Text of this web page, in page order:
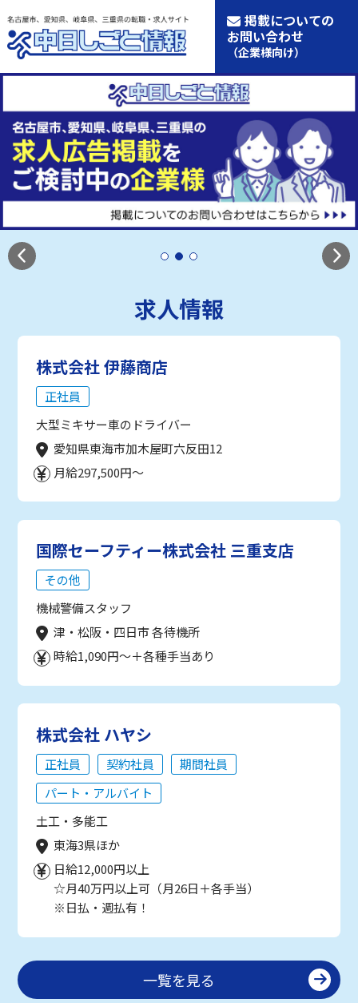
掲載についての
お問い合わせ
（企業様向け）
求人情報
株式会社 伊藤商店
正社員
大型ミキサー車のドライバー
愛知県東海市加木屋町六反田12
月給297,500円～
国際セーフティー株式会社 三重支店
その他
機械警備スタッフ
津・松阪・四日市 各待機所
時給1,090円～＋各種手当あり
株式会社 ハヤシ
正社員 契約社員
期間社員
パート・アルバイト
土工・多能工
東海3県ほか
日給12,000円以上
☆月40万円以上可（月26日＋各手当）
※日払・週払有！
一覧を見る